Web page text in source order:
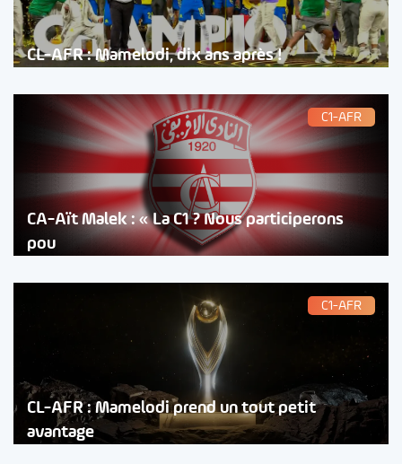
CL-AFR : Mamelodi, dix ans après !
C1-AFR
CA-Aït Malek : « La C1 ? Nous participerons
pou
C1-AFR
CL-AFR : Mamelodi prend un tout petit
avantage